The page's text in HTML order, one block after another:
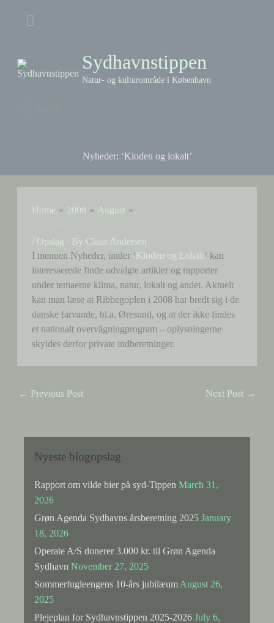
Above
Sydhavnstippen
Natur- og kulturområde i København
Nyheder: ‘Kloden og lokalt’
Home 2008
August
/ Opslag / By Claus Andersen
I menuen Nyheder, under ‘Kloden og Lokalt‘ kan
interesserede finde udvalgte artikler og rapporter
under temaerne klima, natur, lokalt og andet. Aktuelt
kan man læse at Ribbegoplen i 2008 har bredt sig i de
danske farvande, bl.a. Øresund, og at der ikke findes
et nationalt overvågningprogram – oplysningerne
skyldes derfor private indberetninger.
← Previous Post Next Post →
Nyeste blogopslag
Rapport om vilde bier på syd-Tippen March 31,
2026
Grøn Agenda Sydhavns årsberetning 2025 January
18, 2026
Operate A/S donerer 3.000 kr. til Grøn Agenda
Sydhavn November 27, 2025
Sommerfugleengens 10-års jubilæum August 26,
2025
Plejeplan for Sydhavnstippen 2025-2026 July 6,